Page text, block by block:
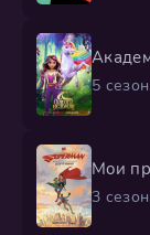
5
Мои
3